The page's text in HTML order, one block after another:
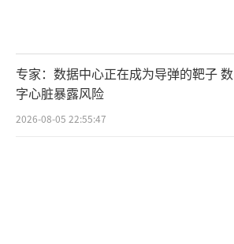
专家：数据中心正在成为导弹的靶子 数
字心脏暴露风险
2026-08-05 22:55:47